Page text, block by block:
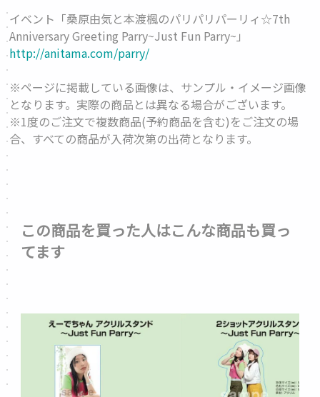
イベント「桑原由気と本渡楓のパリパリパーリィ☆7th
Anniversary Greeting Parry~Just Fun Parry~」
http://anitama.com/parry/
※ページに掲載している画像は、サンプル・イメージ画像
となります。実際の商品とは異なる場合がございます。
※1度のご注文で複数商品(予約商品を含む)をご注文の場
合、すべての商品が入荷次第の出荷となります。
この商品を買った人はこんな商品も買っ
てます